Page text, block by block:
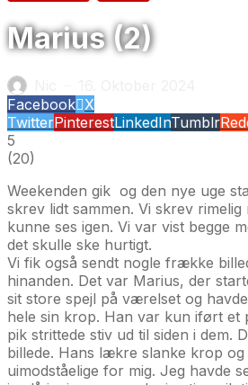
Marius (2)
Facebook X
TwitterPinterestLinkedInTumblr
5
(20)
Weekenden gik og den nye uge
skrev lidt sammen. Vi skrev
kunne ses igen. Vi var vist begge
det skulle ske hurtigt.
Vi fik også sendt nogle frække
hinanden. Det var Marius, der
sit store spejl på værelset og
hele sin krop. Han var kun iført et
pik strittede stiv ud til siden i dem.
billede. Hans lækre slanke krop og
uimodståelige for mig. Jeg havde